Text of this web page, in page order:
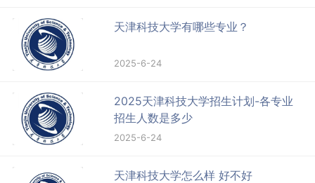
天津科技大学有哪些专业？
2025-6-24
2025天津科技大学招生计划-各专业
招生人数是多少
2025-6-24
天津科技大学怎么样 好不好